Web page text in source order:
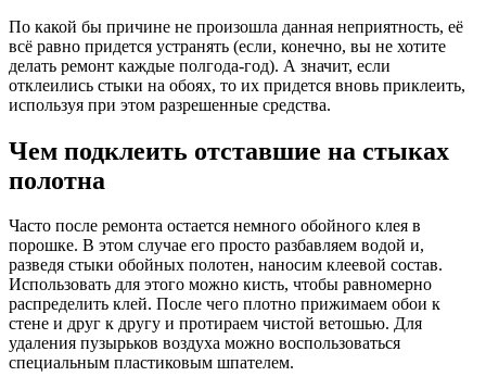
По какой бы причине не произошла данная неприятность, её
всё равно придется устранять (если, конечно, вы не хотите
делать ремонт каждые полгода-год). А значит, если
отклеились стыки на обоях, то их придется вновь приклеить,
используя при этом разрешенные средства.
Чем подклеить отставшие на стыках
полотна
Часто после ремонта остается немного обойного клея в
порошке. В этом случае его просто разбавляем водой и,
разведя стыки обойных полотен, наносим клеевой состав.
Использовать для этого можно кисть, чтобы равномерно
распределить клей. После чего плотно прижимаем обои к
стене и друг к другу и протираем чистой ветошью. Для
удаления пузырьков воздуха можно воспользоваться
специальным пластиковым шпателем.